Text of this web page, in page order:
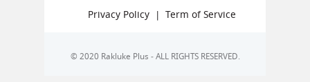
Privacy Policy | Term of Service
© 2020 Rakluke Plus - ALL RIGHTS RESERVED.